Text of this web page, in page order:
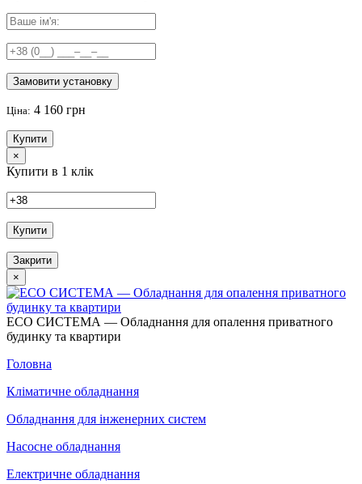
Замовити установку
Ціна: 4 160 грн
Купити
×
Купити в 1 клік
Купити
Закрити
×
ECO СИСТЕМА — Обладнання для опалення приватного
будинку та квартири
Головна
Кліматичне обладнання
Обладнання для інженерних систем
Насосне обладнання
Електричне обладнання